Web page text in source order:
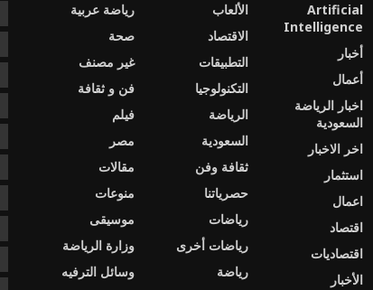
Artificial
Intelligence
أخبار
أعمال
اخبار الرياضة
السعودية
اخر الاخبار
استثمار
اعمال
اقتصاد
اقتصاديات
الأخبار
الألعاب
الاقتصاد
التطبيقات
التكنولوجيا
الرياضة
السعودية
ثقافة وفن
حصرياتنا
رياضات
رياضات أخرى
رياضة
رياضة عربية
صحة
غير مصنف
فن و ثقافة
فيلم
مصر
مقالات
منوعات
موسيقى
وزارة الرياضة
وسائل الترفيه